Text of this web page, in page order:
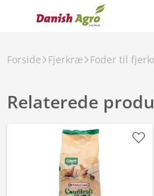
Forside Fjerkræ Foder til
Relaterede